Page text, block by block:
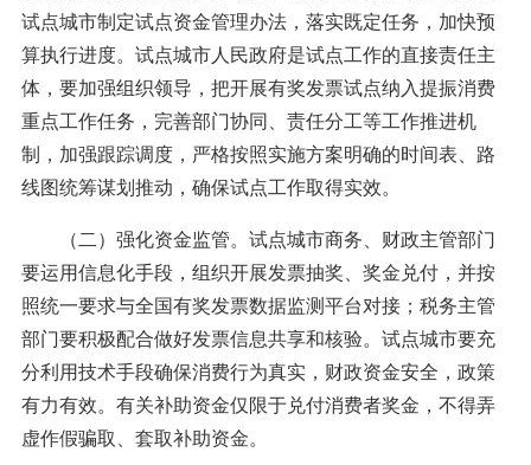
试点城市制定试点资金管理办法，落实既定任务，加快预
算执行进度。试点城市人民政府是试点工作的直接责任主
体，要加强组织领导，把开展有奖发票试点纳入提振消费
重点工作任务，完善部门协同、责任分工等工作推进机
制，加强跟踪调度，严格按照实施方案明确的时间表、路
线图统筹谋划推动，确保试点工作取得实效。
（二）强化资金监管。试点城市商务、财政主管部门
要运用信息化手段，组织开展发票抽奖、奖金兑付，并按
照统一要求与全国有奖发票数据监测平台对接；税务主管
部门要积极配合做好发票信息共享和核验。试点城市要充
分利用技术手段确保消费行为真实，财政资金安全，政策
有力有效。有关补助资金仅限于兑付消费者奖金，不得弄
虚作假骗取、套取补助资金。